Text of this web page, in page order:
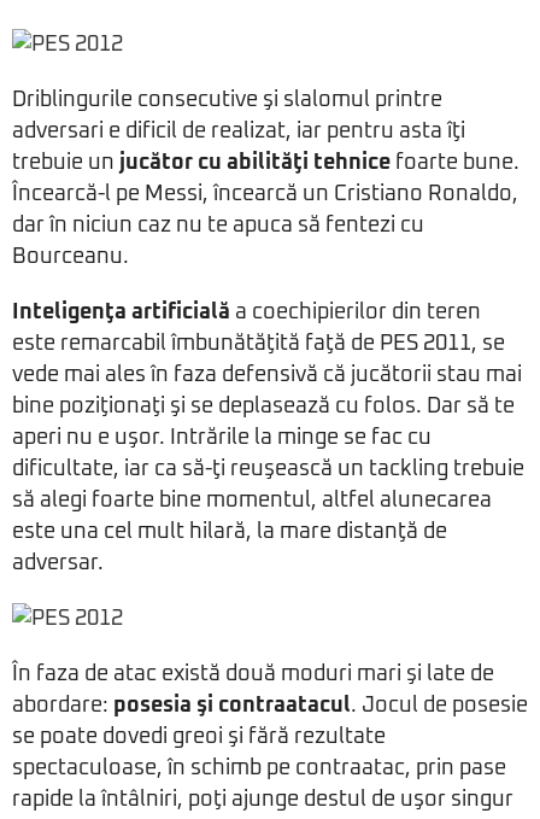
Driblingurile consecutive şi slalomul printre
adversari e dificil de realizat, iar pentru asta îţi
trebuie un jucător cu abilităţi tehnice foarte bune.
Încearcă-l pe Messi, încearcă un Cristiano Ronaldo,
dar în niciun caz nu te apuca să fentezi cu
Bourceanu.
Inteligenţa artificială a coechipierilor din teren
este remarcabil îmbunătăţită faţă de PES 2011, se
vede mai ales în faza defensivă că jucătorii stau mai
bine poziţionaţi şi se deplasează cu folos. Dar să te
aperi nu e uşor. Intrările la minge se fac cu
dificultate, iar ca să-ţi reuşească un tackling trebuie
să alegi foarte bine momentul, altfel alunecarea
este una cel mult hilară, la mare distanţă de
adversar.
În faza de atac există două moduri mari şi late de
abordare: posesia şi contraatacul. Jocul de posesie
se poate dovedi greoi şi fără rezultate
spectaculoase, în schimb pe contraatac, prin pase
rapide la întâlniri, poţi ajunge destul de uşor singur